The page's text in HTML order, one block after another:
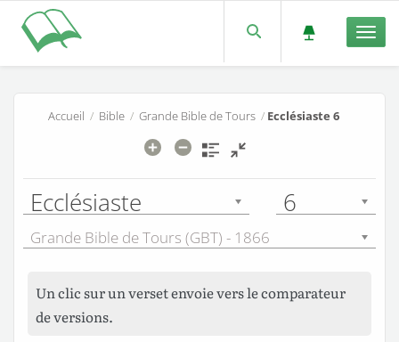
Accueil / Bible/ Grande Bible de Tours/ Ecclésiaste 6
Ecclésiaste 6
Grande Bible de Tours (GBT) - 1866
Un clic sur un verset envoie vers le comparateur
de versions.